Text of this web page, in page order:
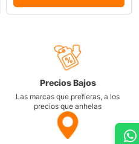
Precios Bajos
Las marcas que prefieras, a los
precios que anhelas